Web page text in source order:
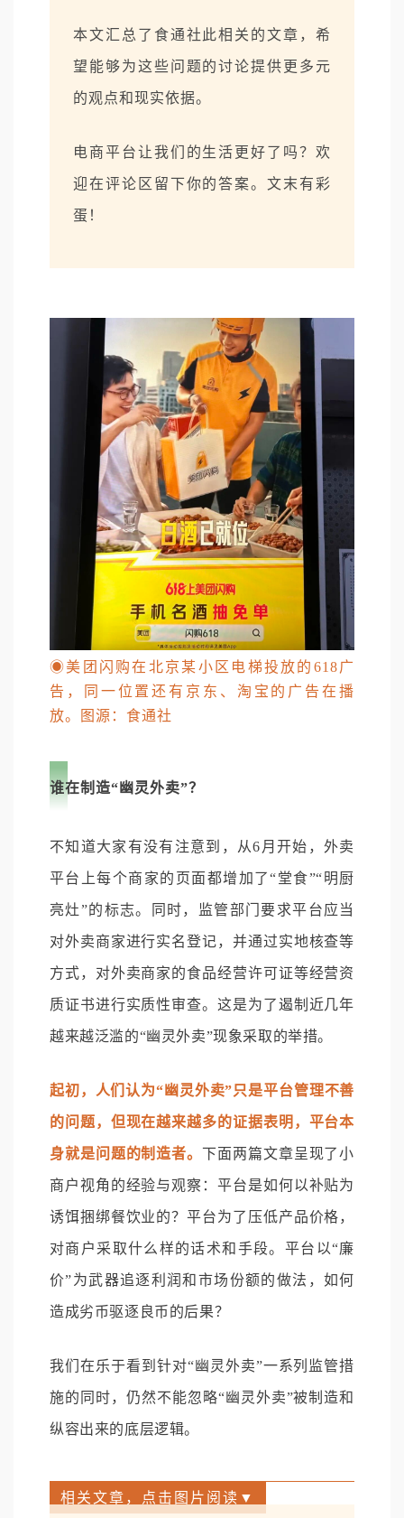
本文汇总了食通社此相关的文章，希
望能够为这些问题的讨论提供更多元
的观点和现实依据。
电商平台让我们的生活更好了吗？欢
迎在评论区留下你的答案。文末有彩
蛋！
◉美团闪购在北京某小区电梯投放的618广
告，同一位置还有京东、淘宝的广告在播
放。图源：食通社
谁在制造“幽灵外卖”？
不知道大家有没有注意到，从6月开始，外卖
平台上每个商家的页面都增加了“堂食”“明厨
亮灶”的标志。同时，监管部门要求平台应当
对外卖商家进行实名登记，并通过实地核查等
方式，对外卖商家的食品经营许可证等经营资
质证书进行实质性审查。这是为了遏制近几年
越来越泛滥的“幽灵外卖”现象采取的举措。
起初，人们认为“幽灵外卖”只是平台管理不善
的问题，但现在越来越多的证据表明，平台本
身就是问题的制造者。下面两篇文章呈现了小
商户视角的经验与观察：平台是如何以补贴为
诱饵捆绑餐饮业的？平台为了压低产品价格，
对商户采取什么样的话术和手段。平台以“廉
价”为武器追逐利润和市场份额的做法，如何
造成劣币驱逐良币的后果？
我们在乐于看到针对“幽灵外卖”一系列监管措
施的同时，仍然不能忽略“幽灵外卖”被制造和
纵容出来的底层逻辑。
相关文章，点击图片阅读▼